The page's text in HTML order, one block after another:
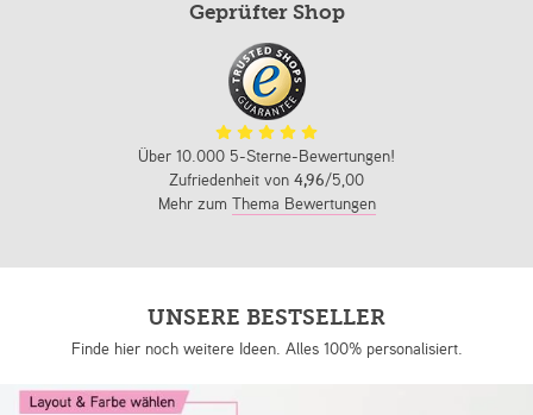
Geprüfter Shop
Über 10.000 5-Sterne-Bewertungen!
Zufriedenheit von 4,96/5,00
Mehr zum Thema Bewertungen
UNSERE BESTSELLER
Finde hier noch weitere Ideen. Alles 100% personalisiert.